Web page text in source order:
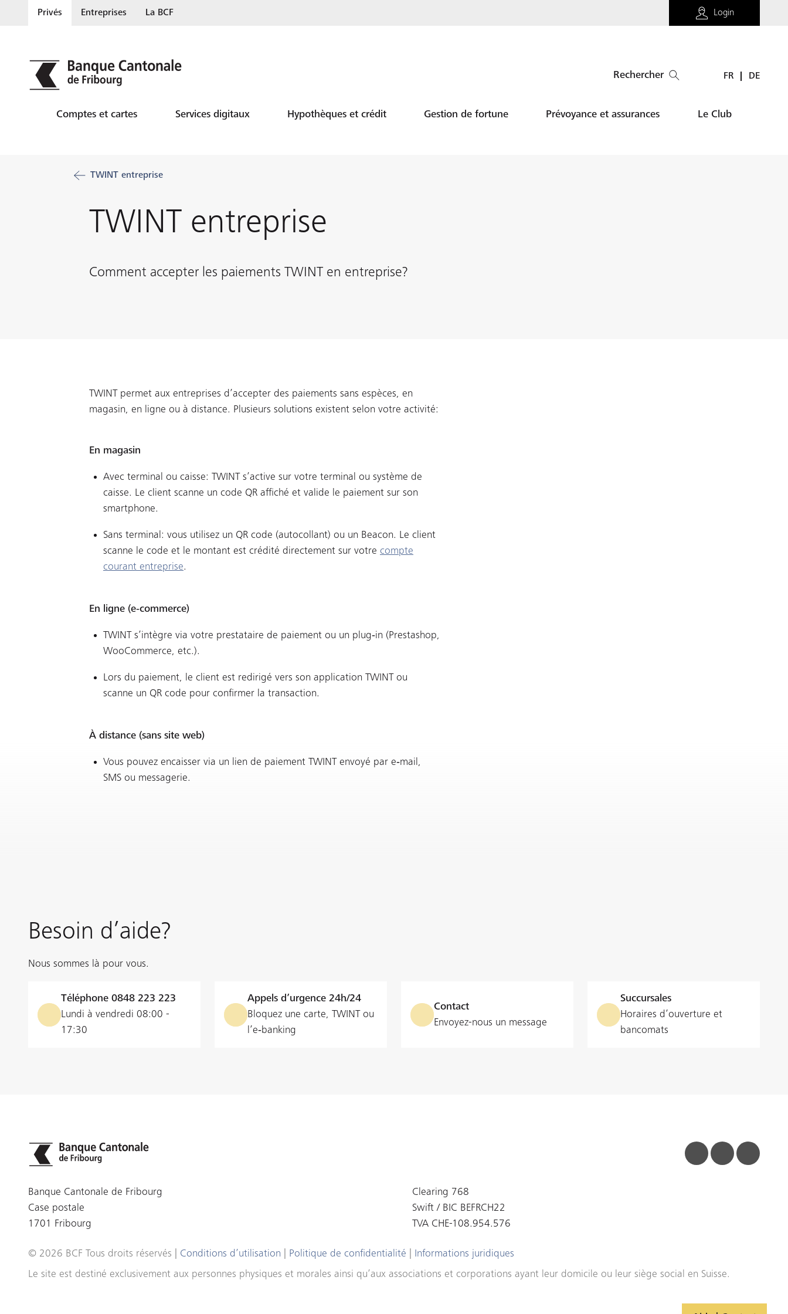
Privés Entreprises La BCF Login
Rechercher FR DE
Comptes et cartes Services digitaux Hypothèques et crédit Gestion de fortune Prévoyance et assurances Le Club
TWINT entreprise
TWINT entreprise
Comment accepter les paiements TWINT en entreprise?
TWINT permet aux entreprises d’accepter des paiements sans espèces, en
magasin, en ligne ou à distance. Plusieurs solutions existent selon votre activité:
En magasin
Avec terminal ou caisse: TWINT s’active sur votre terminal ou système de
caisse. Le client scanne un code QR affiché et valide le paiement sur son
smartphone.
Sans terminal: vous utilisez un QR code (autocollant) ou un Beacon. Le client
scanne le code et le montant est crédité directement sur votre compte
courant entreprise.
En ligne (e‑commerce)
TWINT s’intègre via votre prestataire de paiement ou un plug‑in (Prestashop,
WooCommerce, etc.).
Lors du paiement, le client est redirigé vers son application TWINT ou
scanne un QR code pour confirmer la transaction.
À distance (sans site web)
Vous pouvez encaisser via un lien de paiement TWINT envoyé par e‑mail,
SMS ou messagerie.
Besoin d’aide?
Nous sommes là pour vous.
Téléphone 0848 223 223
Lundi à vendredi 08:00 -
17:30
Appels d’urgence 24h/24
Bloquez une carte, TWINT ou
l’e‑banking
Contact
Envoyez-nous un message
Succursales
Horaires d’ouverture et
bancomats
Banque Cantonale de Fribourg
Case postale
1701 Fribourg
Clearing 768
Swift / BIC BEFRCH22
TVA CHE-108.954.576
© 2026 BCF Tous droits réservés | Conditions d’utilisation Politique de confidentialité
Informations juridiques
Le site est destiné exclusivement aux personnes physiques et morales ainsi qu’aux associations et corporations ayant leur domicile ou leur siège social en Suisse.